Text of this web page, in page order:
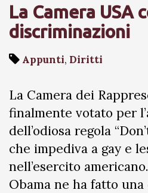
La Camera USA
discriminazioni
Appunti, Diritti
La Camera dei
finalmente votato per
dell’odiosa regola
che impediva a gay e
nell’esercito
Obama ne ha fatto